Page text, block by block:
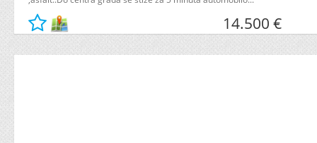
14.500 €